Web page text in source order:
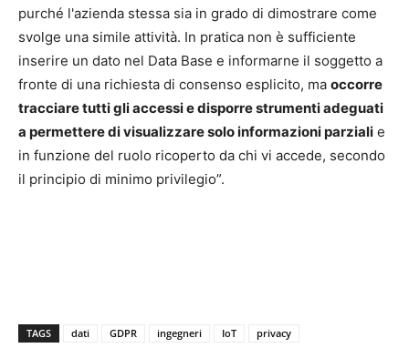
purché l'azienda stessa sia in grado di dimostrare come
svolge una simile attività. In pratica non è sufficiente
inserire un dato nel Data Base e informarne il soggetto a
fronte di una richiesta di consenso esplicito, ma occorre
tracciare tutti gli accessi e disporre strumenti adeguati
a permettere di visualizzare solo informazioni parziali e
in funzione del ruolo ricoperto da chi vi accede, secondo
il principio di minimo privilegio”.
TAGS dati GDPR ingegneri IoT privacy